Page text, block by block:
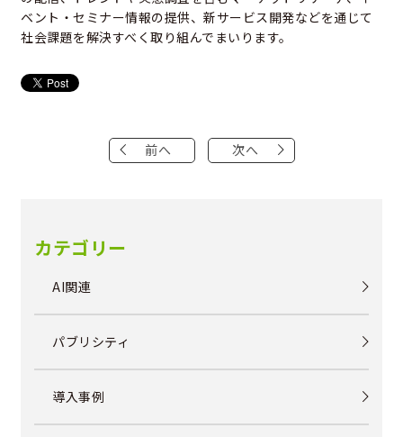
ベント・セミナー情報の提供、新サービス開発などを通じて
社会課題を解決すべく取り組んでまいります。
前へ 次へ
カテゴリー
AI関連
パブリシティ
導入事例